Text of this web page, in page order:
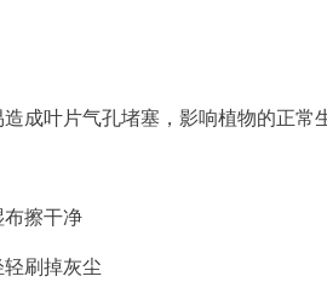
成叶片气孔堵塞，影响植物的正常
擦干净
刷掉灰尘